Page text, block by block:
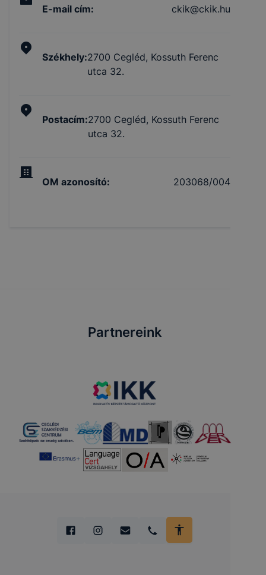
E-mail cím: ckik@ckik.hu
Székhely:2700 Cegléd, Kossuth Ferenc
utca 32.
Postacím:2700 Cegléd, Kossuth Ferenc
utca 32.
OM azonosító: 203068/004
Partnereink